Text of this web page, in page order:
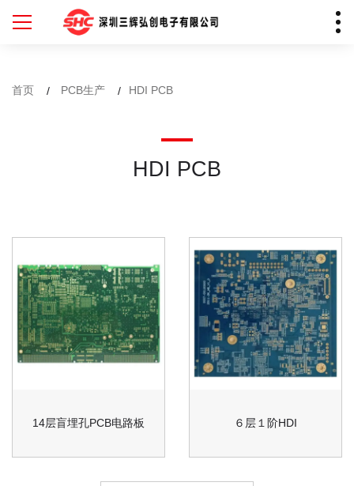
首页 PCB生产 HDI PCB
HDI PCB
14层盲埋孔PCB电路板 ６层１阶HDI